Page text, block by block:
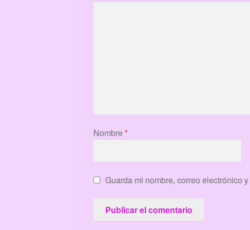
Nombre*
Guarda mi nombre, correo electrónico